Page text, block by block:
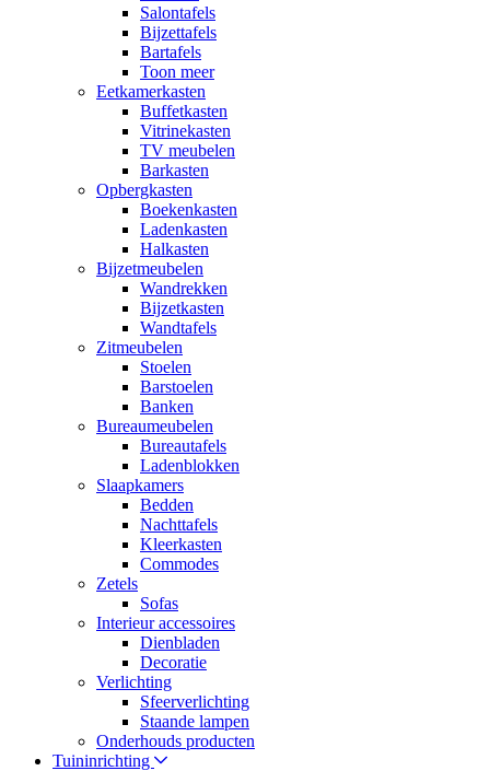
Salontafels
Bijzettafels
Bartafels
Toon meer
Eetkamerkasten
Buffetkasten
Vitrinekasten
TV meubelen
Barkasten
Opbergkasten
Boekenkasten
Ladenkasten
Halkasten
Bijzetmeubelen
Wandrekken
Bijzetkasten
Wandtafels
Zitmeubelen
Stoelen
Barstoelen
Banken
Bureaumeubelen
Bureautafels
Ladenblokken
Slaapkamers
Bedden
Nachttafels
Kleerkasten
Commodes
Zetels
Sofas
Interieur accessoires
Dienbladen
Decoratie
Verlichting
Sfeerverlichting
Staande lampen
Onderhouds producten
Tuininrichting